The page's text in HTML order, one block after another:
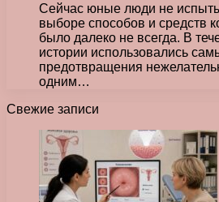
Сейчас юные люди не
выборе способов и средств
было далеко не всегда. В
истории использовались
предотвращения
одним…
Свежие записи